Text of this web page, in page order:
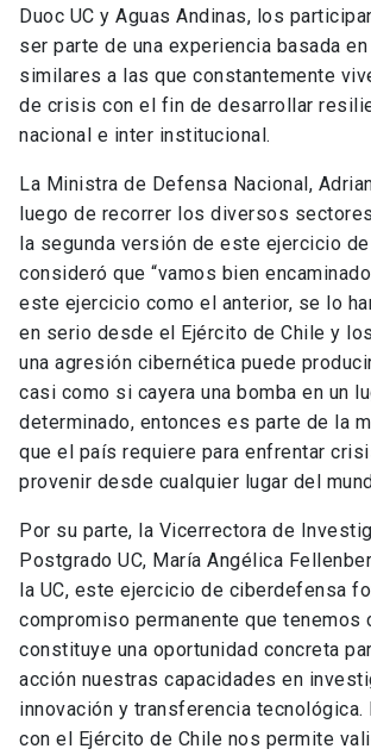
Duoc UC y Aguas Andinas, los
ser parte de una experiencia basada
similares a las que constantemente
de crisis con el fin de desarrollar
nacional e inter institucional.
La Ministra de Defensa Nacional,
luego de recorrer los diversos
la segunda versión de este ejercicio
consideró que “vamos bien
este ejercicio como el anterior, se lo
en serio desde el Ejército de Chile y
una agresión cibernética puede
casi como si cayera una bomba en un
determinado, entonces es parte de la
que el país requiere para enfrentar
provenir desde cualquier lugar del
Por su parte, la Vicerrectora de
Postgrado UC, María Angélica
la UC, este ejercicio de ciberdefensa
compromiso permanente que tenemos
constituye una oportunidad concreta
acción nuestras capacidades en
innovación y transferencia tecnológica.
con el Ejército de Chile nos permite